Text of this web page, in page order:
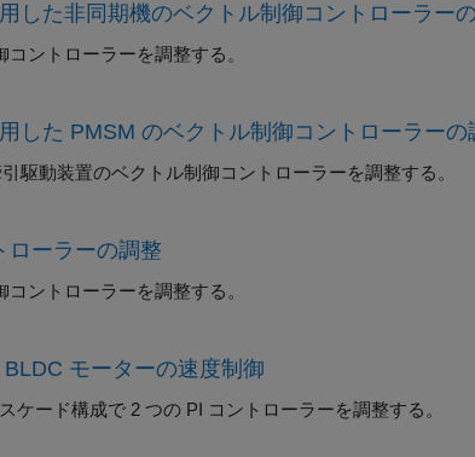
した非同期機のベクトル制御コントローラー
ントローラーを調整する。
した PMSM のベクトル制御コントローラーの
駆動装置のベクトル制御コントローラーを調整する。
ローラーの調整
ントローラーを調整する。
モーターの速度制御
ケード構成で 2 つの PI コントローラーを調整する。